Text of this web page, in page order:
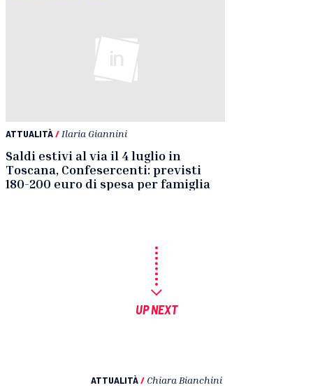
ATTUALITÀ/ Ilaria Giannini
Saldi estivi al via il 4 luglio in
Toscana, Confesercenti: previsti
180-200 euro di spesa per famiglia
UP NEXT
ATTUALITÀ/ Chiara Bianchini